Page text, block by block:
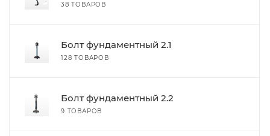
38 ТОВАРОВ
Болт фундаментный 2.1
128 ТОВАРОВ
Болт фундаментный 2.2
9 ТОВАРОВ